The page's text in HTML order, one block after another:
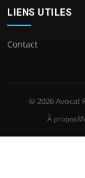
LIENS UTILES
Contact
© 2026 Avocat
À propos